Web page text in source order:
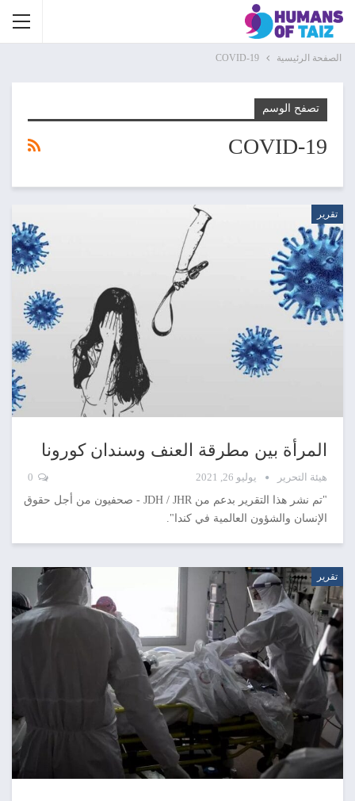
الصفحة الرئيسية COVID-19
تصفح الوسم
COVID-19
تقرير
المرأة بين مطرقة العنف وسندان كورونا
هيئة التحرير يوليو 26, 2021
"تم نشر هذا التقرير بدعم من JDH / JHR - صحفيون من أجل حقوق
الإنسان والشؤون العالمية في كندا".
تقرير